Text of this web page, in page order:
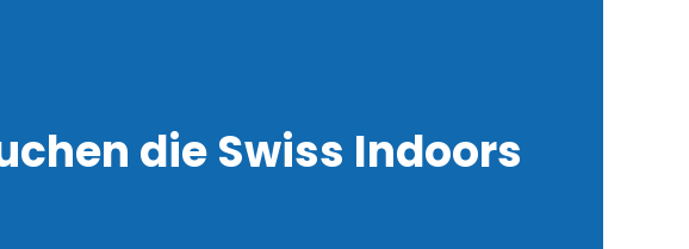
die Swiss Indoors